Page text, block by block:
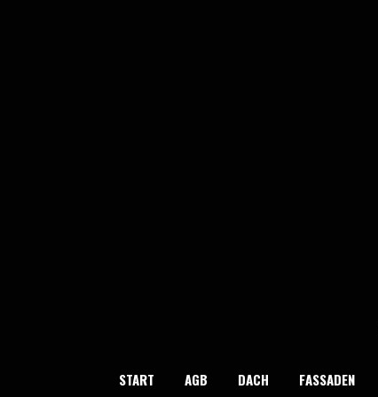
START AGB DACH FASSADEN